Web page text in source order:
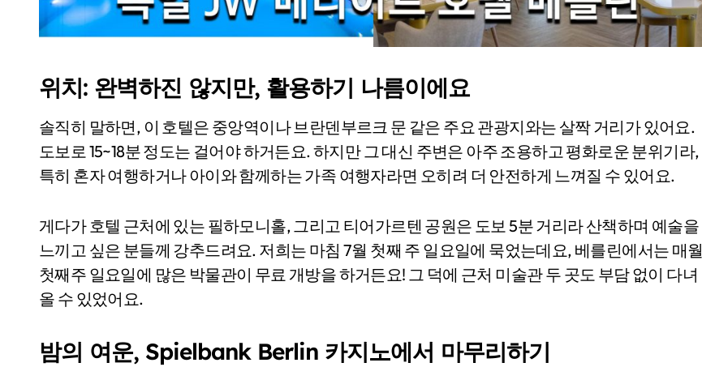
위치: 완벽하진 않지만, 활용하기 나름이에요
솔직히 말하면, 이 호텔은 중앙역이나 브란덴부르크 문 같은 주요 관광지와는 살짝 거리가 있어요.
도보로 15~18분 정도는 걸어야 하거든요. 하지만 그 대신 주변은 아주 조용하고 평화로운 분위기라,
특히 혼자 여행하거나 아이와 함께하는 가족 여행자라면 오히려 더 안전하게 느껴질 수 있어요.
게다가 호텔 근처에 있는 필하모니홀, 그리고 티어가르텐 공원은 도보 5분 거리라 산책하며 예술을
느끼고 싶은 분들께 강추드려요. 저희는 마침 7월 첫째 주 일요일에 묵었는데요, 베를린에서는 매월
첫째주 일요일에 많은 박물관이 무료 개방을 하거든요! 그 덕에 근처 미술관 두 곳도 부담 없이 다녀
올 수 있었어요.
밤의 여운, Spielbank Berlin 카지노에서 마무리하기